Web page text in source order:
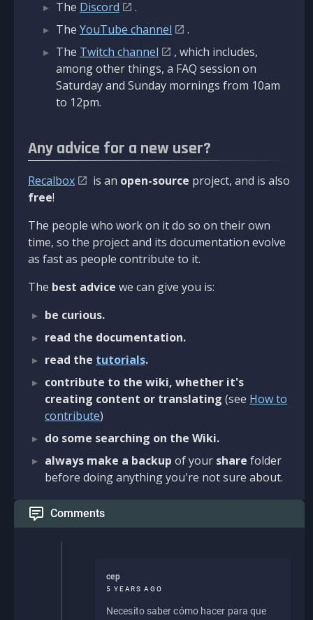
The Discord
.
The YouTube channel
.
The Twitch channel
, which includes,
among other things, a FAQ session on
Saturday and Sunday mornings from 10am
to 12pm.
Any advice for a new user?
Recalbox is an open-source project, and is also
free!
The people who work on it do so on their own
time, so the project and its documentation evolve
as fast as people contribute to it.
The best advice we can give you is:
be curious.
read the documentation.
read the tutorials.
contribute to the wiki, whether it's
creating content or translating (see How to
contribute)
do some searching on the Wiki.
always make a backup of your share folder
before doing anything you're not sure about.
Comments
cep
5 YEARS AGO
Necesito saber cómo hacer para que